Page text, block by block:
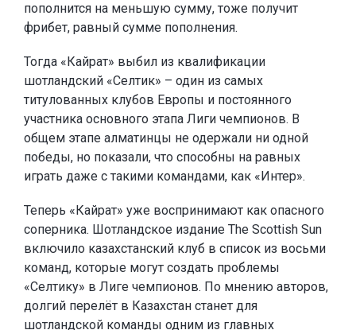
пополнится на меньшую сумму, тоже получит
фрибет, равный сумме пополнения.
Тогда «Кайрат» выбил из квалификации
шотландский «Селтик» – один из самых
титулованных клубов Европы и постоянного
участника основного этапа Лиги чемпионов. В
общем этапе алматинцы не одержали ни одной
победы, но показали, что способны на равных
играть даже с такими командами, как «Интер».
Теперь «Кайрат» уже воспринимают как опасного
соперника. Шотландское издание The Scottish Sun
включило казахстанский клуб в список из восьми
команд, которые могут создать проблемы
«Селтику» в Лиге чемпионов. По мнению авторов,
долгий перелёт в Казахстан станет для
шотландской команды одним из главных